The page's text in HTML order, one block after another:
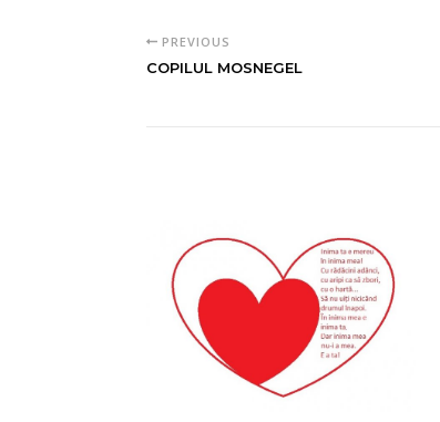
PREVIOUS
COPILUL MOSNEGEL